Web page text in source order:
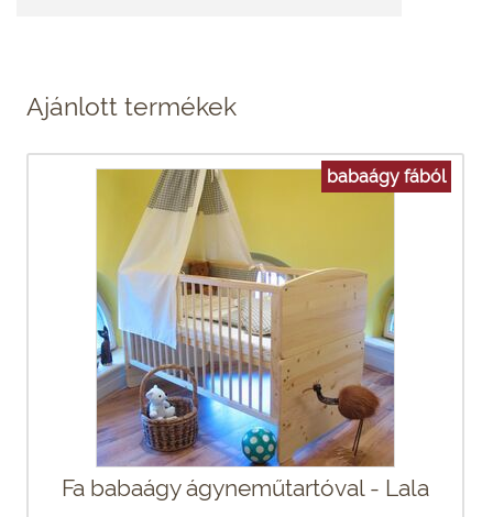
Ajánlott termékek
babaágy fából
Fa babaágy ágyneműtartóval - Lala